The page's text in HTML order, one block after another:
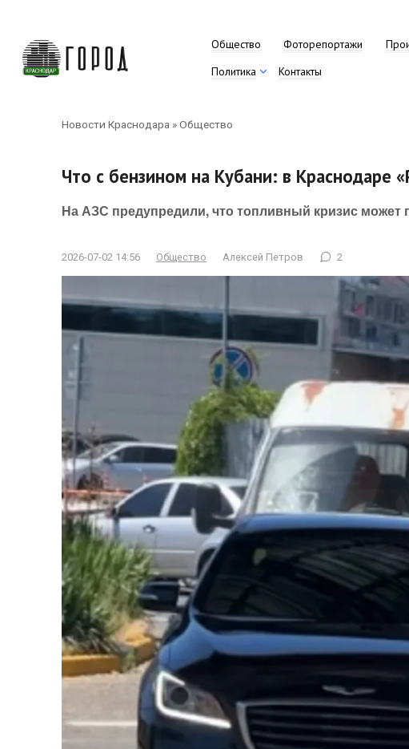
контенту
Общество Фоторепортажи
Политика
Контакты
Новости Краснодара »Общество
Что с бензином на Кубани: в Краснодаре
На АЗС предупредили, что топливный кризис может
2026-07-02 14:56 Общество Алексей Петров 2